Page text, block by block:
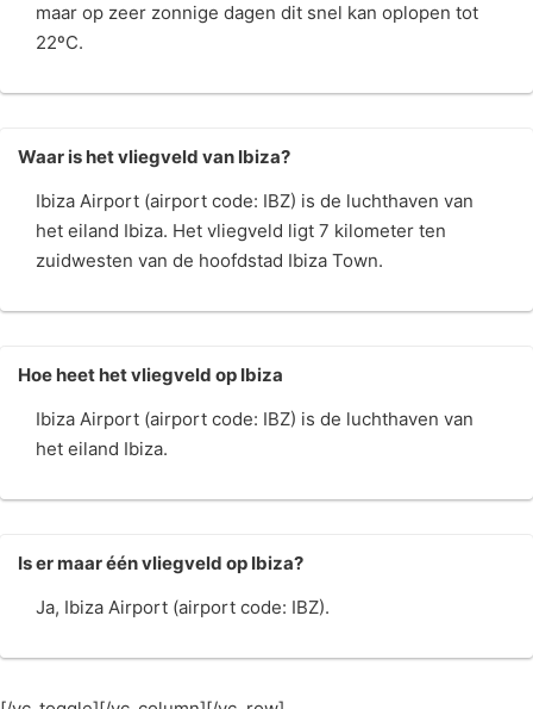
maar op zeer zonnige dagen dit snel kan oplopen tot
22ºC.
Waar is het vliegveld van Ibiza?
Ibiza Airport (airport code: IBZ) is de luchthaven van
het eiland Ibiza. Het vliegveld ligt 7 kilometer ten
zuidwesten van de hoofdstad Ibiza Town.
Hoe heet het vliegveld op Ibiza
Ibiza Airport (airport code: IBZ) is de luchthaven van
het eiland Ibiza.
Is er maar één vliegveld op Ibiza?
Ja, Ibiza Airport (airport code: IBZ).